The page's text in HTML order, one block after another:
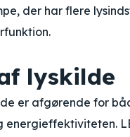
der har flere
lyskilde
er afgørende for
energieffektiviteten.